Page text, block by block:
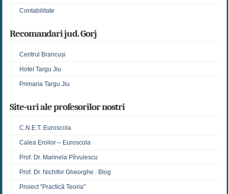
Contabilitate
Recomandari jud. Gorj
Centrul Brancuși
Hotel Targu Jiu
Primaria Targu Jiu
Site-uri ale profesorilor nostri
C.N.E.T. Euroscola
Calea Eroilor – Euroscola
Prof. Dr. Marinela Pîrvulescu
Prof. Dr. Nichifor Gheorghe : Blog
Proiect "Practică Teoria"